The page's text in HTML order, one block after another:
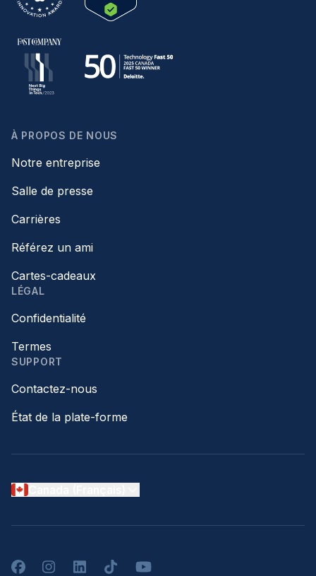
À PROPOS DE NOUS
Notre entreprise
Salle de presse
Carrières
Référez un ami
Cartes-cadeaux
LÉGAL
Confidentialité
Termes
SUPPORT
Contactez-nous
État de la plate-forme
FacebookInstagramLinkedInTikTokYouTube